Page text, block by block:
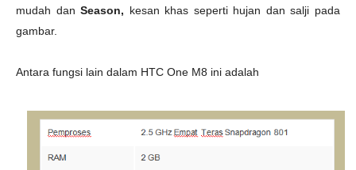
mudah danSeason, kesan khas seperti hujan dan salji pada
gambar.
Antara fungsi lain dalam HTC One M8 ini adalah